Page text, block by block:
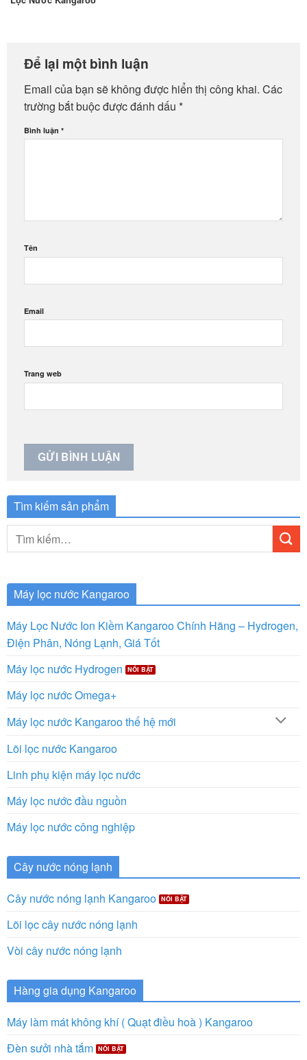
Để lại một bình luận
Email của bạn sẽ không được hiển thị công khai. Các
trường bắt buộc được đánh dấu *
Bình luận *
Tên
Email
Trang web
Tìm kiếm sản phẩm
kiếm:
Máy lọc nước Kangaroo
Máy Lọc Nước Ion Kiềm Kangaroo Chính Hãng – Hydrogen,
Điện Phân, Nóng Lạnh, Giá Tốt
Máy lọc nước Hydrogen
Máy lọc nước Omega+
Máy lọc nước Kangaroo thế hệ mới
Lõi lọc nước Kangaroo
Linh phụ kiện máy lọc nước
Máy lọc nước đầu nguồn
Máy lọc nước công nghiệp
Cây nước nóng lạnh
Cây nước nóng lạnh Kangaroo
Lõi lọc cây nước nóng lạnh
Vòi cây nước nóng lạnh
Hàng gia dụng Kangaroo
Máy làm mát không khí ( Quạt điều hoà ) Kangaroo
Đèn sưởi nhà tắm